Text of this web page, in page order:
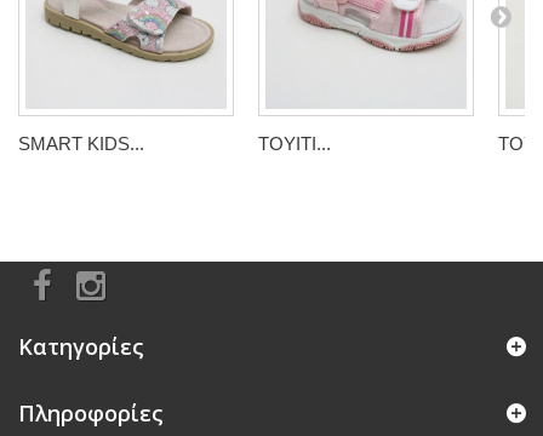
SMART KIDS... TOYITI...
Κατηγορίες
Πληροφορίες